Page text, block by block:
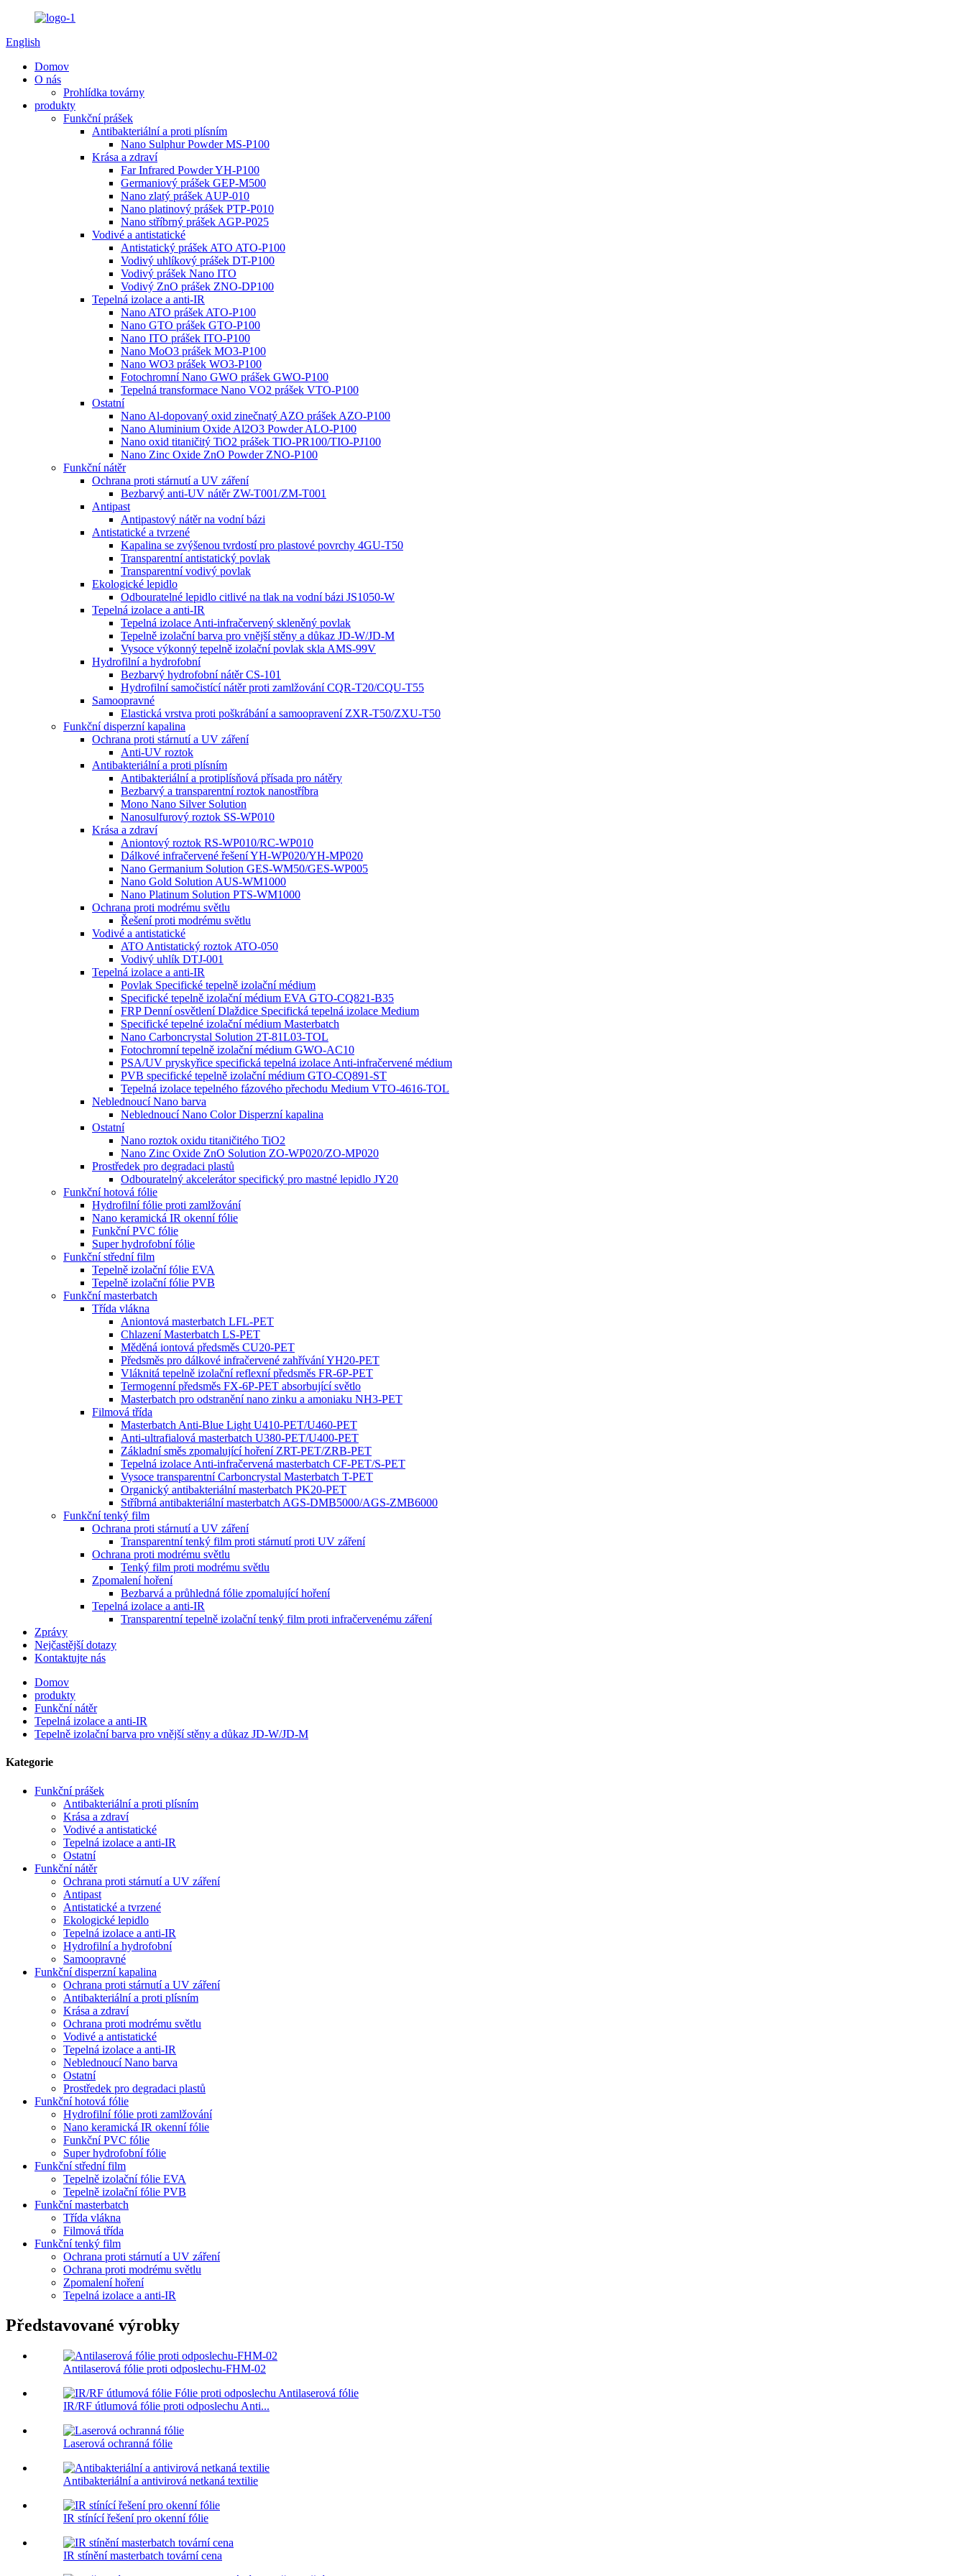
English
Domov
O nás
Prohlídka továrny
produkty
Funkční prášek
Antibakteriální a proti plísním
Nano Sulphur Powder MS-P100
Krása a zdraví
Far Infrared Powder YH-P100
Germaniový prášek GEP-M500
Nano zlatý prášek AUP-010
Nano platinový prášek PTP-P010
Nano stříbrný prášek AGP-P025
Vodivé a antistatické
Antistatický prášek ATO ATO-P100
Vodivý uhlíkový prášek DT-P100
Vodivý prášek Nano ITO
Vodivý ZnO prášek ZNO-DP100
Tepelná izolace a anti-IR
Nano ATO prášek ATO-P100
Nano GTO prášek GTO-P100
Nano ITO prášek ITO-P100
Nano MoO3 prášek MO3-P100
Nano WO3 prášek WO3-P100
Fotochromní Nano GWO prášek GWO-P100
Tepelná transformace Nano VO2 prášek VTO-P100
Ostatní
Nano Al-dopovaný oxid zinečnatý AZO prášek AZO-P100
Nano Aluminium Oxide Al2O3 Powder ALO-P100
Nano oxid titaničitý TiO2 prášek TIO-PR100/TIO-PJ100
Nano Zinc Oxide ZnO Powder ZNO-P100
Funkční nátěr
Ochrana proti stárnutí a UV záření
Bezbarvý anti-UV nátěr ZW-T001/ZM-T001
Antipast
Antipastový nátěr na vodní bázi
Antistatické a tvrzené
Kapalina se zvýšenou tvrdostí pro plastové povrchy 4GU-T50
Transparentní antistatický povlak
Transparentní vodivý povlak
Ekologické lepidlo
Odbouratelné lepidlo citlivé na tlak na vodní bázi JS1050-W
Tepelná izolace a anti-IR
Tepelná izolace Anti-infračervený skleněný povlak
Tepelně izolační barva pro vnější stěny a důkaz JD-W/JD-M
Vysoce výkonný tepelně izolační povlak skla AMS-99V
Hydrofilní a hydrofobní
Bezbarvý hydrofobní nátěr CS-101
Hydrofilní samočistící nátěr proti zamlžování CQR-T20/CQU-T55
Samoopravné
Elastická vrstva proti poškrábání a samoopravení ZXR-T50/ZXU-T50
Funkční disperzní kapalina
Ochrana proti stárnutí a UV záření
Anti-UV roztok
Antibakteriální a proti plísním
Antibakteriální a protiplísňová přísada pro nátěry
Bezbarvý a transparentní roztok nanostříbra
Mono Nano Silver Solution
Nanosulfurový roztok SS-WP010
Krása a zdraví
Aniontový roztok RS-WP010/RC-WP010
Dálkové infračervené řešení YH-WP020/YH-MP020
Nano Germanium Solution GES-WM50/GES-WP005
Nano Gold Solution AUS-WM1000
Nano Platinum Solution PTS-WM1000
Ochrana proti modrému světlu
Řešení proti modrému světlu
Vodivé a antistatické
ATO Antistatický roztok ATO-050
Vodivý uhlík DTJ-001
Tepelná izolace a anti-IR
Povlak Specifické tepelně izolační médium
Specifické tepelně izolační médium EVA GTO-CQ821-B35
FRP Denní osvětlení Dlaždice Specifická tepelná izolace Medium
Specifické tepelné izolační médium Masterbatch
Nano Carboncrystal Solution 2T-81L03-TOL
Fotochromní tepelně izolační médium GWO-AC10
PSA/UV pryskyřice specifická tepelná izolace Anti-infračervené médium
PVB specifické tepelně izolační médium GTO-CQ891-ST
Tepelná izolace tepelného fázového přechodu Medium VTO-4616-TOL
Neblednoucí Nano barva
Neblednoucí Nano Color Disperzní kapalina
Ostatní
Nano roztok oxidu titaničitého TiO2
Nano Zinc Oxide ZnO Solution ZO-WP020/ZO-MP020
Prostředek pro degradaci plastů
Odbouratelný akcelerátor specifický pro mastné lepidlo JY20
Funkční hotová fólie
Hydrofilní fólie proti zamlžování
Nano keramická IR okenní fólie
Funkční PVC fólie
Super hydrofobní fólie
Funkční střední film
Tepelně izolační fólie EVA
Tepelně izolační fólie PVB
Funkční masterbatch
Třída vlákna
Aniontová masterbatch LFL-PET
Chlazení Masterbatch LS-PET
Měděná iontová předsměs CU20-PET
Předsměs pro dálkové infračervené zahřívání YH20-PET
Vláknitá tepelně izolační reflexní předsměs FR-6P-PET
Termogenní předsměs FX-6P-PET absorbující světlo
Masterbatch pro odstranění nano zinku a amoniaku NH3-PET
Filmová třída
Masterbatch Anti-Blue Light U410-PET/U460-PET
Anti-ultrafialová masterbatch U380-PET/U400-PET
Základní směs zpomalující hoření ZRT-PET/ZRB-PET
Tepelná izolace Anti-infračervená masterbatch CF-PET/S-PET
Vysoce transparentní Carboncrystal Masterbatch T-PET
Organický antibakteriální masterbatch PK20-PET
Stříbrná antibakteriální masterbatch AGS-DMB5000/AGS-ZMB6000
Funkční tenký film
Ochrana proti stárnutí a UV záření
Transparentní tenký film proti stárnutí proti UV záření
Ochrana proti modrému světlu
Tenký film proti modrému světlu
Zpomalení hoření
Bezbarvá a průhledná fólie zpomalující hoření
Tepelná izolace a anti-IR
Transparentní tepelně izolační tenký film proti infračervenému záření
Zprávy
Nejčastější dotazy
Kontaktujte nás
Domov
produkty
Funkční nátěr
Tepelná izolace a anti-IR
Tepelně izolační barva pro vnější stěny a důkaz JD-W/JD-M
Kategorie
Funkční prášek
Antibakteriální a proti plísním
Krása a zdraví
Vodivé a antistatické
Tepelná izolace a anti-IR
Ostatní
Funkční nátěr
Ochrana proti stárnutí a UV záření
Antipast
Antistatické a tvrzené
Ekologické lepidlo
Tepelná izolace a anti-IR
Hydrofilní a hydrofobní
Samoopravné
Funkční disperzní kapalina
Ochrana proti stárnutí a UV záření
Antibakteriální a proti plísním
Krása a zdraví
Ochrana proti modrému světlu
Vodivé a antistatické
Tepelná izolace a anti-IR
Neblednoucí Nano barva
Ostatní
Prostředek pro degradaci plastů
Funkční hotová fólie
Hydrofilní fólie proti zamlžování
Nano keramická IR okenní fólie
Funkční PVC fólie
Super hydrofobní fólie
Funkční střední film
Tepelně izolační fólie EVA
Tepelně izolační fólie PVB
Funkční masterbatch
Třída vlákna
Filmová třída
Funkční tenký film
Ochrana proti stárnutí a UV záření
Ochrana proti modrému světlu
Zpomalení hoření
Tepelná izolace a anti-IR
Představované výrobky
Antilaserová fólie proti odposlechu-FHM-02
IR/RF útlumová fólie proti odposlechu Anti...
Laserová ochranná fólie
Antibakteriální a antivirová netkaná textilie
IR stínící řešení pro okenní fólie
IR stínění masterbatch tovární cena